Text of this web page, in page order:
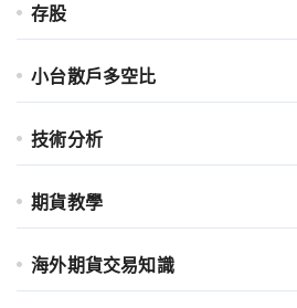
存股
小台散戶多空比
技術分析
期貨教學
海外期貨交易知識